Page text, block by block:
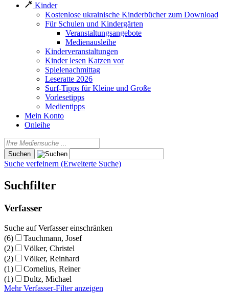
Kinder
Kostenlose ukrainische Kinderbücher zum Download
Für Schulen und Kindergärten
Veranstaltungsangebote
Medienausleihe
Kinderveranstaltungen
Kinder lesen Katzen vor
Spielenachmittag
Leseratte 2026
Surf-Tipps für Kleine und Große
Vorlesetipps
Medientipps
Mein Konto
Onleihe
Suche verfeinern (Erweiterte Suche)
Suchfilter
Verfasser
Suche auf Verfasser einschränken
(6)
Tauchmann, Josef
(2)
Völker, Christel
(2)
Völker, Reinhard
(1)
Cornelius, Reiner
(1)
Dultz, Michael
Mehr Verfasser-Filter anzeigen